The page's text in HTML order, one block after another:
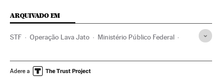
ARQUIVADO EM
STF Operação Lava Jato Ministério Público Federal
Crises políticas Fake news
Adere a